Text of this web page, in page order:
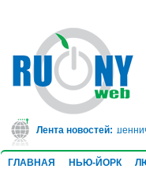
Лента новостей:
на 10 лет за
ГЛАВНАЯ НЬЮ-ЙОРК